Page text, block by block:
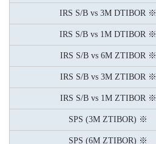
IRS S/B vs 3M DTIBOR ※
IRS S/B vs 1M DTIBOR ※
IRS S/B vs 6M ZTIBOR ※
IRS S/B vs 3M ZTIBOR ※
IRS S/B vs 1M ZTIBOR ※
SPS (3M ZTIBOR) ※
SPS (6M ZTIBOR) ※